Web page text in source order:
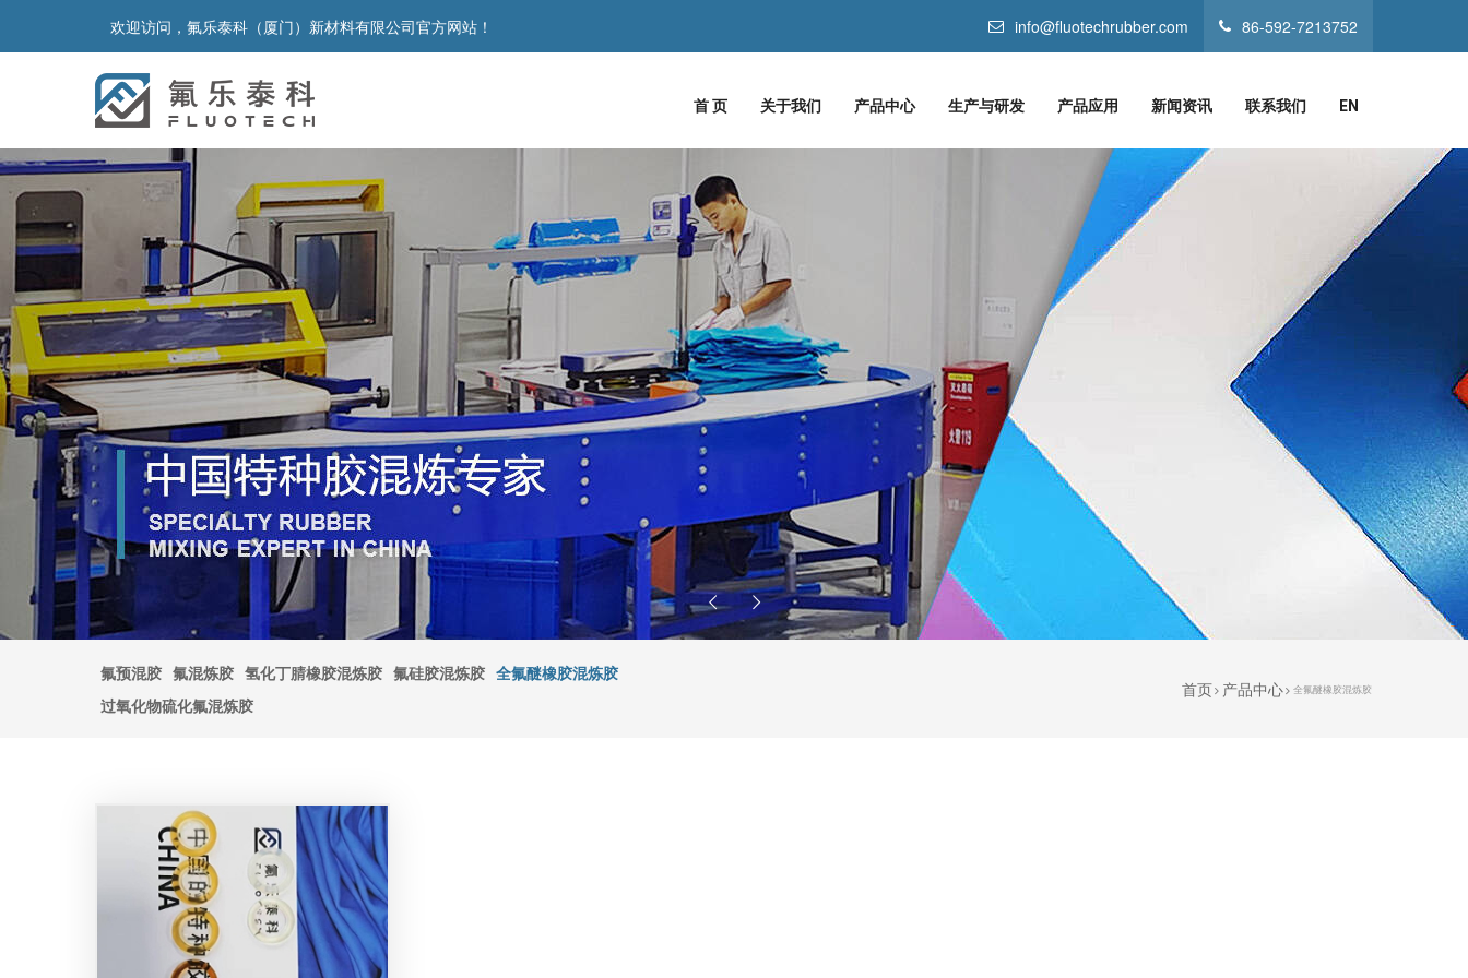
欢迎访问，氟乐泰科（厦门）新材料有限公司官方网站！ info@fluotechrubber.com 86-592-7213752
首 页 关于我们 产品中心 生产与研发 产品应用 新闻资讯 联系我们 EN
氟预混胶 氟混炼胶 氢化丁腈橡胶混炼胶 氟硅胶混炼胶 全氟醚橡胶混炼胶
过氧化物硫化氟混炼胶
首页 产品中心 全氟醚橡胶混炼胶